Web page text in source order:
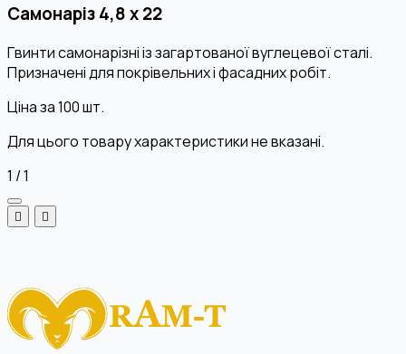
Самонаріз 4,8 х 22
Гвинти самонарізні із загартованої вуглецевої сталі.
Призначені для покрівельних і фасадних робіт.
Ціна за 100 шт.
Для цього товару характеристики не вказані.
1 /1